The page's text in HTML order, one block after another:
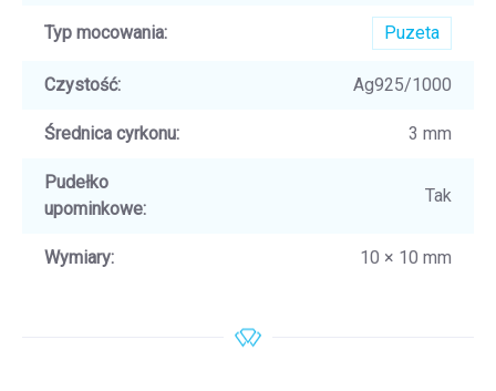
Typ mocowania: Puzeta
Czystość: Ag925/1000
Średnica cyrkonu: 3 mm
Pudełko
upominkowe:
Tak
Wymiary: 10 × 10 mm